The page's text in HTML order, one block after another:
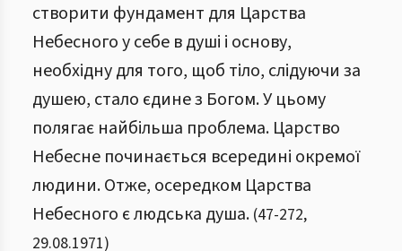
створити фундамент для Царства
Небесного у себе в душі і основу,
необхідну для того, щоб тіло, слідуючи за
душею, стало єдине з Богом. У цьому
полягає найбільша проблема. Царство
Небесне починається всередині окремої
людини. Отже, осередком Царства
Небесного є людська душа. (47-272,
29.08.1971)